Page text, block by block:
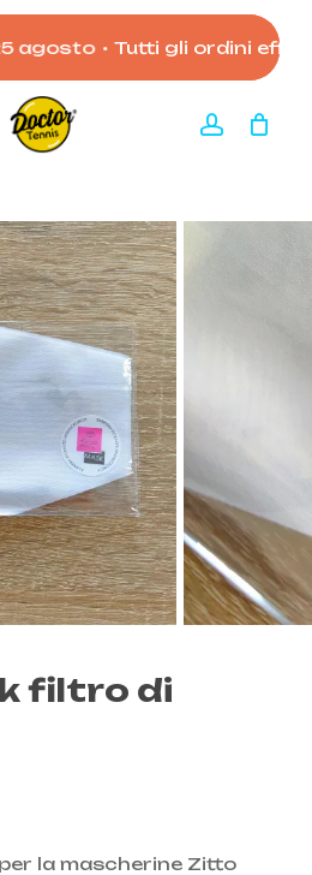
• Tutti gli ordini
account
Close
Cart
filtro di
la mascherine Zitto